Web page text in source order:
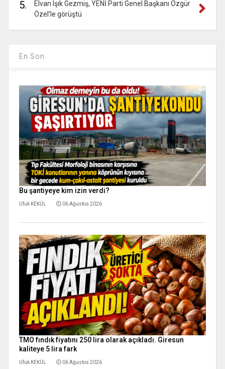
5.
Elvan Işık Gezmiş, YENİ Parti Genel Başkanı Özgür
Özel’le görüştü
En Son
Bu şantiyeye kim izin verdi?
Ufuk KEKÜL 06 Ağustos 2026
TMO fındık fiyatını 250 lira olarak açıkladı. Giresun
kaliteye 5 lira fark
Ufuk KEKÜL 06 Ağustos 2026